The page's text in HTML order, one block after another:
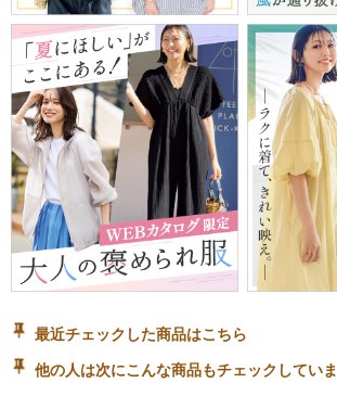
最近チェックした商品はこちら
他の人は次にこんな商品もチェックしてい